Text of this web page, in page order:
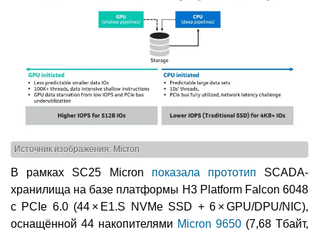
Источник изображения: Micron
В рамках SC25 Micron показала прототип SCADA-
хранилища на базе платформы H3 Platform Falcon 6048
с PCIe 6.0 (44 × E1.S NVMe SSD + 6 × GPU/DPU/NIC),
оснащённой 44 накопителями Micron 9650 (7,68 Тбайт,